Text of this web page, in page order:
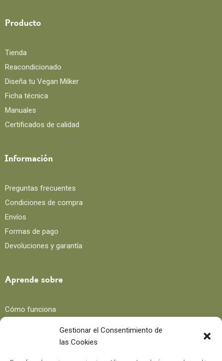
Gestionar el Consentimiento de
las Cookies
Producto
Tienda
Reacondicionado
Diseña tu Vegan Milker
Ficha técnica
Manuales
Certificados de calidad
Información
Preguntas frecuentes
Condiciones de compra
Envíos
Formas de pago
Devoluciones y garantía
Aprende sobre
Cómo funciona
Blog